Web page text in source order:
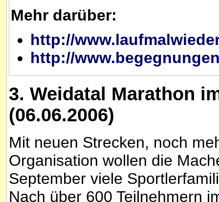
Mehr darüber:
http://
http://
3. Weidatal Marathon
(06.06.2006)
Mit neuen Strecken, noch
Organisation wollen die
September viele
Nach über 600 Teilnehmern